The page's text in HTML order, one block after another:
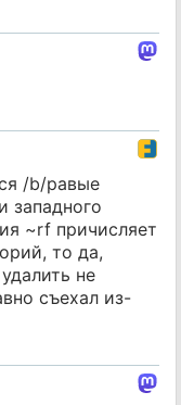
/b/равые
западного
~rf причисляет
то да,
не
съехал из-